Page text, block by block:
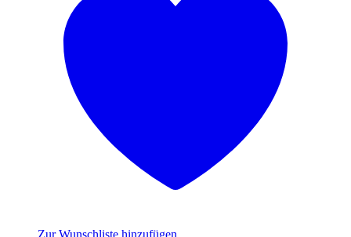
Zur Wunschliste hinzufügen